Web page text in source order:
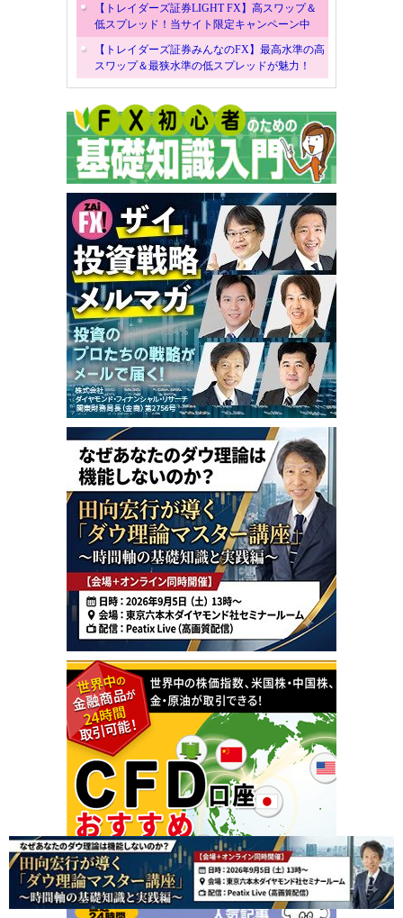
【トレイダーズ証券LIGHT FX】高スワップ＆
低スプレッド！当サイト限定キャンペーン中
【トレイダーズ証券みんなのFX】最高水準の高
スワップ＆最狭水準の低スプレッドが魅力！